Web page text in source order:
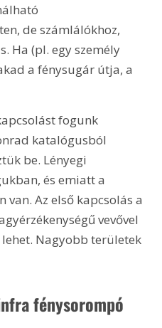
de számlálókhoz,
Ha (pl. egy személy
a fénysugár útja, a
fogunk
katalógusból
be. Lényegi
és emiatt a
Az első kapcsolás a
vevővel
Nagyobb területek
fénysorompó